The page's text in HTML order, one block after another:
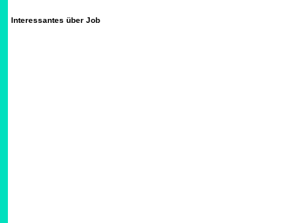
Interessantes über Job